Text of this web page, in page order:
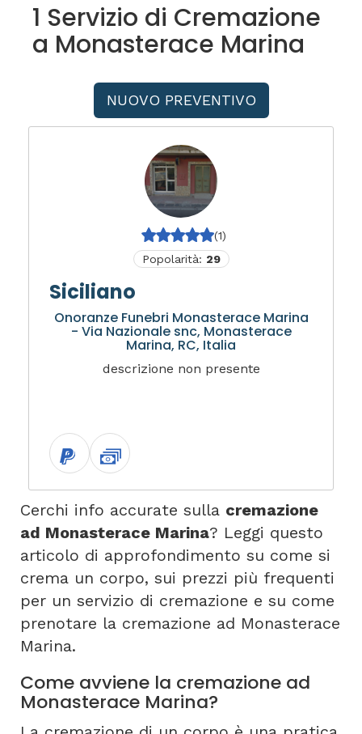
1 Servizio di Cremazione
a Monasterace Marina
NUOVO PREVENTIVO
(1)
Popolarità: 29
Siciliano
Onoranze Funebri Monasterace Marina
- Via Nazionale snc, Monasterace
Marina, RC, Italia
descrizione non presente
Cerchi info accurate sulla cremazione
ad Monasterace Marina? Leggi questo
articolo di approfondimento su come si
crema un corpo, sui prezzi più frequenti
per un servizio di cremazione e su come
prenotare la cremazione ad Monasterace
Marina.
Come avviene la cremazione ad
Monasterace Marina?